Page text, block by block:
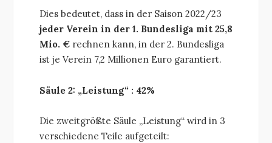
Dies bedeutet, dass in der Saison 2022/23
jeder Verein in der 1. Bundesliga mit 25,8
Mio. € rechnen kann, in der 2. Bundesliga
ist je Verein 7,2 Millionen Euro garantiert.
Säule 2: „Leistung“ : 42%
Die zweitgrößte Säule „Leistung“ wird in 3
verschiedene Teile aufgeteilt: